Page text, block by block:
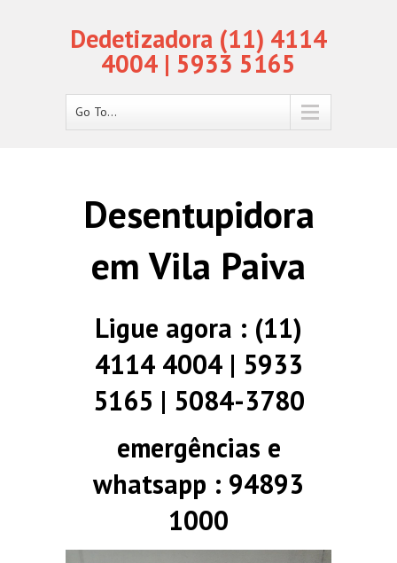
Dedetizadora (11) 4114
4004 | 5933 5165
Go To...
Desentupidora
em Vila Paiva
Ligue agora : (11)
4114 4004 | 5933
5165 | 5084-3780
emergências e
whatsapp : 94893
1000